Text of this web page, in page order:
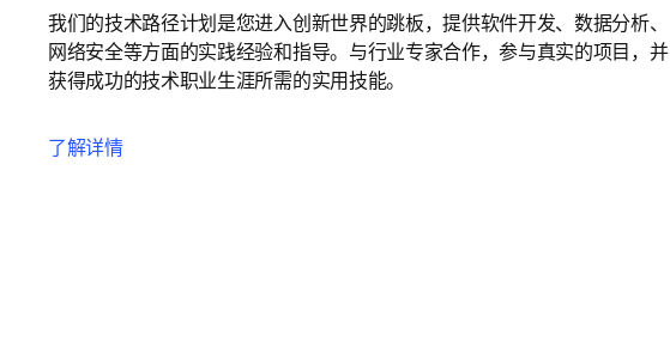
我们的技术路径计划是您进入创新世界的跳板，提供软件开发、数据分析、
网络安全等方面的实践经验和指导。与行业专家合作，参与真实的项目，并
获得成功的技术职业生涯所需的实用技能。
了解详情